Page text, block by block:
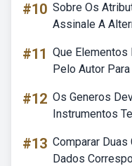
#10 Sobre Os
Assinale A
#11 Que
Pelo Autor
#12 Os Generos
Instrumentos
#13 Comparar
Dados